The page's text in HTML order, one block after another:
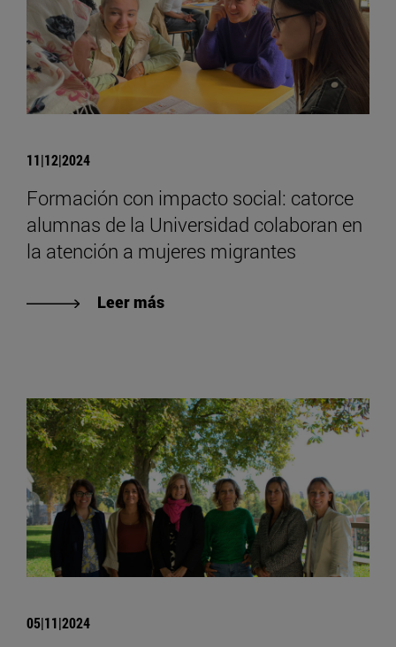
11|12|2024
Formación con impacto social: catorce
alumnas de la Universidad colaboran en
la atención a mujeres migrantes
Leer más
05|11|2024